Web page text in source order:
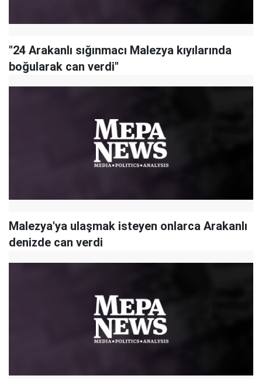
"24 Arakanlı sığınmacı Malezya kıyılarında
boğularak can verdi"
Malezya'ya ulaşmak isteyen onlarca Arakanlı
denizde can verdi